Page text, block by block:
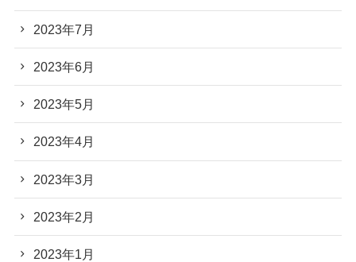
2023年7月
2023年6月
2023年5月
2023年4月
2023年3月
2023年2月
2023年1月